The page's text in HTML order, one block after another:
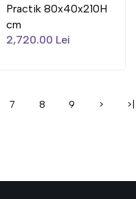
Practik 80x40x210H
cm
2,720.00 Lei
7 8 9 > >|